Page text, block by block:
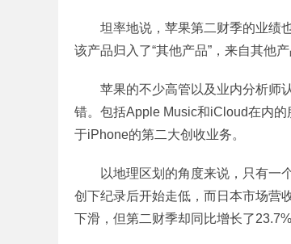
坦率地说，苹果第二财季的业绩
该产品归入了“其他产品”，来自其他
苹果的不少高管以及业内分析师
错。包括Apple Music和iCloud在内
于iPhone的第二大创收业务。
以地理区划的角度来说，只有一
创下纪录后开始走低，而日本市场营
下滑，但第二财季却同比增长了23.7%